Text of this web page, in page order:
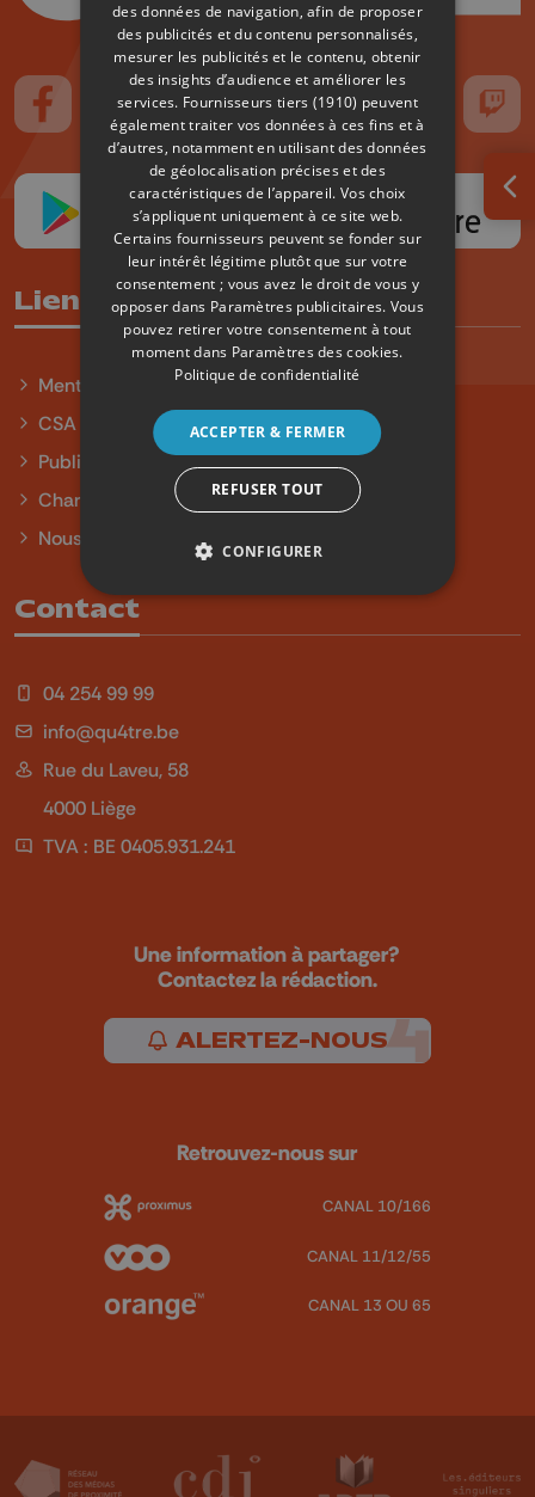
Suivez-nous sur FaceBook
Suivez-nous sur Instagram
Suivez-nous sur TikTok
Suivez-nous sur YouTube
Suivez-nous
Liens utiles
Mentions légales
CSA
Publicité
Charte sur l'égalité et la diversité
Nous contacter
Contact
04 254 99 99
info@qu4tre.be
Rue du Laveu, 58
4000 Liège
TVA : BE 0405.931.241
Une information à partager?
Contactez la rédaction.
ALERTEZ-NOUS
Retrouvez-nous sur
CANAL 10/166
CANAL 11/12/55
CANAL 13 OU 65
des données de navigation, afin de proposer
des publicités et du contenu personnalisés,
mesurer les publicités et le contenu, obtenir
des insights d’audience et améliorer les
services. Fournisseurs tiers (1910) peuvent
également traiter vos données à ces fins et à
d’autres, notamment en utilisant des données
de géolocalisation précises et des
caractéristiques de l’appareil. Vos choix
s’appliquent uniquement à ce site web.
Certains fournisseurs peuvent se fonder sur
leur intérêt légitime plutôt que sur votre
consentement ; vous avez le droit de vous y
opposer dans Paramètres publicitaires. Vous
pouvez retirer votre consentement à tout
moment dans Paramètres des cookies.
Politique de confidentialité
ACCEPTER & FERMER
REFUSER TOUT
CONFIGURER